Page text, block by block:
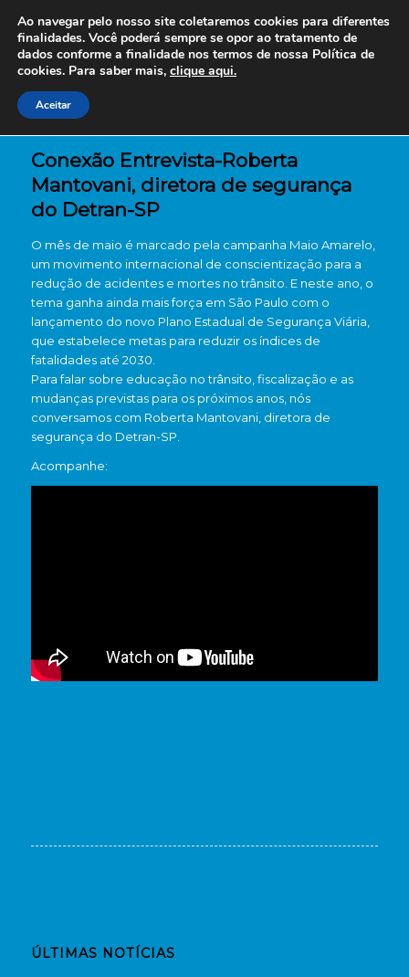
Conexão Entrevista-Roberta
Mantovani, diretora de segurança
do Detran-SP
O mês de maio é marcado pela campanha Maio Amarelo,
um movimento internacional de conscientização para a
redução de acidentes e mortes no trânsito. E neste ano, o
tema ganha ainda mais força em São Paulo com o
lançamento do novo Plano Estadual de Segurança Viária,
que estabelece metas para reduzir os índices de
fatalidades até 2030.
Para falar sobre educação no trânsito, fiscalização e as
mudanças previstas para os próximos anos, nós
conversamos com Roberta Mantovani, diretora de
segurança do Detran-SP.
Acompanhe:
ÚLTIMAS NOTÍCIAS
Ao navegar pelo nosso site coletaremos cookies para diferentes
finalidades. Você poderá sempre se opor ao tratamento de
dados conforme a finalidade nos termos de nossa Política de
cookies. Para saber mais, clique aqui.
Aceitar